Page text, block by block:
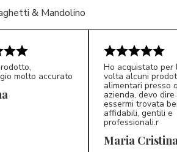
& Mandolino
molto accurato
MC
Ho acquistato per
volta alcuni
alimentari presso
azienda, devo dire
essermi trovata
affidabili, gentili e
professionali.r
Maria Cristina